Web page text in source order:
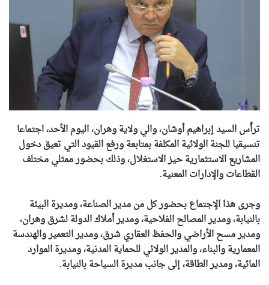
ترأّس السيد إبراهيم أوشان، والي ولاية وهران، اليوم الأحد، اجتماعا
تنسيقيا للجنة الولائية المكلفة بمتابعة ورفع القيود التي تعيق دخول
المشاريع الاستثمارية حيز الاستغلال، وذلك بحضور ممثلي مختلف
القطاعات والإدارات المعنية.
وجرى هذا الإجتماع بحضور كل من مدير الصناعة، ومديرة البيئة
بالنيابة، ومدير المصالح الفلاحية، ومدير أملاك الدولة لشرق وهران،
ومدير مسح الأراضي والحفظ العقاري شرق، ومدير التعمير والهندسة
المعمارية والبناء، والمدير الولائي للحماية المدنية، ومديرة الموارد
المائية، ومدير الطاقة، إلى جانب مديرة السياحة بالنيابة.